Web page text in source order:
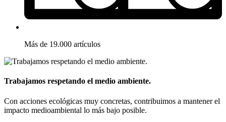
Más de 19.000 artículos
Trabajamos respetando el medio ambiente.
Con acciones ecológicas muy concretas, contribuimos a mantener el
impacto medioambiental lo más bajo posible.